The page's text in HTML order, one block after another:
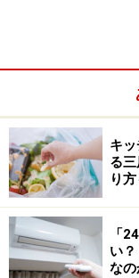
■仕分けを減らす
最終に仕分けをす
な洗濯ネットに
む作業も最終仕
キ
る
り
「
い
なの